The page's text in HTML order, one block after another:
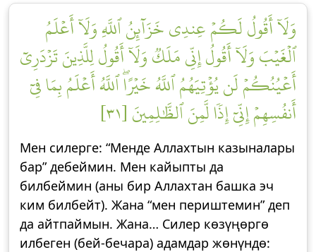
وَلَآ أَقُولُ لَكُمۡ عِندِي خَزَآئِنُ ٱللَّهِ وَلَآ أَعۡلَمُ
ٱلۡغَيۡبَ وَلَآ أَقُولُ إِنِّي مَلَكٞ وَلَآ أَقُولُ لِلَّذِينَ تَزۡدَرِيٓ
أَعۡيُنُكُمۡ لَن يُؤۡتِيَهُمُ ٱللَّهُ خَيۡرًاۖ ٱللَّهُ أَعۡلَمُ بِمَا فِيٓ
أَنفُسِهِمۡ إِنِّيٓ إِذٗا لَّمِنَ ٱلظَّٰلِمِينَ [٣١]
Мен силерге: “Менде Аллахтын казыналары
бар” дебеймин. Мен кайыпты да
билбеймин (аны бир Аллахтан башка эч
ким билбейт). Жана “мен периштемин” деп
да айтпаймын. Жана… Силер көзүңөргө
илбеген (бей-бечара) адамдар жөнүндө: